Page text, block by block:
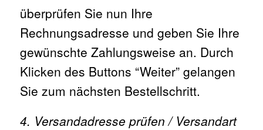
überprüfen Sie nun Ihre
Rechnungsadresse und geben Sie Ihre
gewünschte Zahlungsweise an. Durch
Klicken des Buttons “Weiter” gelangen
Sie zum nächsten Bestellschritt.
4. Versandadresse prüfen / Versandart